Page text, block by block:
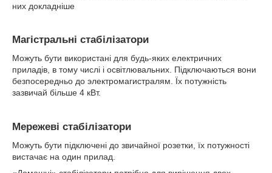
них докладніше
Магістральні стабілізатори
Можуть бути використані для будь-яких електричних
приладів, в тому числі і освітлювальних. Підключаються вони
безпосередньо до электромагистралям. Їх потужність
зазвичай більше 4 кВт.
Мережеві стабілізатори
Можуть бути підключені до звичайної розетки, їх потужності
вистачає на один прилад.